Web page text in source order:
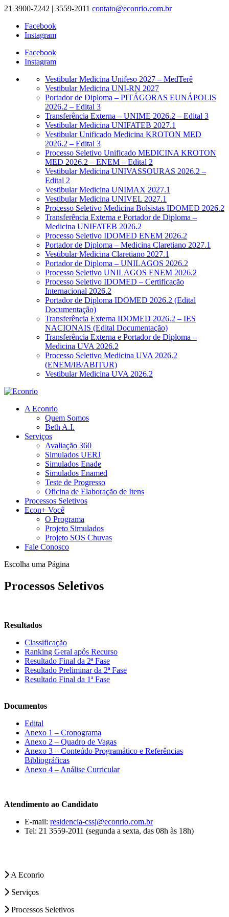
21 3900-7242 | 3559-2011 contato@econrio.com.br
Facebook
Instagram
Facebook
Instagram
Vestibular Medicina Unifeso 2027 – MedTerê
Vestibular Medicina UNI-RN 2027
Portador de Diploma – PITÁGORAS EUNÁPOLIS
2026.2 – Edital 3
Transferência Externa – UNIME 2026.2 – Edital 3
Vestibular Medicina UNIFATEB 2027.1
Vestibular Unificado Medicina KROTON MED
2026.2 – Edital 3
Processo Seletivo Unificado MEDICINA KROTON
MED 2026.2 – ENEM – Edital 2
Vestibular Medicina UNIVASSOURAS 2026.2 –
Edital 2
Vestibular Medicina UNIMAX 2027.1
Vestibular Medicina UNIVEL 2027.1
Processo Seletivo Medicina Bolsistas IDOMED 2026.2
Transferência Externa e Portador de Diploma –
Medicina UNIFATEB 2026.2
Processo Seletivo IDOMED ENEM 2026.2
Portador de Diploma – Medicina Claretiano 2027.1
Vestibular Medicina Claretiano 2027.1
Portador de Diploma – UNILAGOS 2026.2
Processo Seletivo UNILAGOS ENEM 2026.2
Processo Seletivo IDOMED – Certificação
Internacional 2026.2
Portador de Diploma IDOMED 2026.2 (Edital
Documentação)
Transferência Externa IDOMED 2026.2 – IES
NACIONAIS (Edital Documentação)
Transferência Externa e Portador de Diploma –
Medicina UVA 2026.2
Processo Seletivo Medicina UVA 2026.2
(ENEM/IB/ABITUR)
Vestibular Medicina UVA 2026.2
A Econrio
Quem Somos
Beth A.I.
Serviços
Avaliação 360
Simulados UERJ
Simulados Enade
Simulados Enamed
Teste de Progresso
Oficina de Elaboração de Itens
Processos Seletivos
Econ+ Você
O Programa
Projeto Simulados
Projeto SOS Chuvas
Fale Conosco
Escolha uma Página
Processos Seletivos
Resultados
Classificação
Ranking Geral após Recurso
Resultado Final da 2ª Fase
Resultado Preliminar da 2ª Fase
Resultado Final da 1ª Fase
Documentos
Edital
Anexo 1 – Cronograma
Anexo 2 – Quadro de Vagas
Anexo 3 – Conteúdo Programático e Referências
Bibliográficas
Anexo 4 – Análise Curricular
Atendimento ao Candidato
E-mail: residencia-cssj@econrio.com.br
Tel: 21 3559-2011 (segunda a sexta, das 08h às 18h)
A Econrio
Serviços
Processos Seletivos